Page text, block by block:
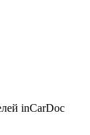
inCarDoc